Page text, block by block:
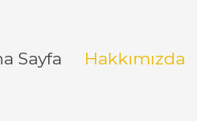
Sayfa Hakkımızda